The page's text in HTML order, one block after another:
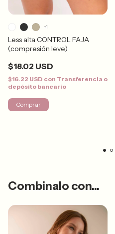
Less alta CONTROL FAJA
(compresión leve)
$18.02 USD
$16.22 USD con Transferencia o
depósito bancario
+1
Comprar
Combinalo con...